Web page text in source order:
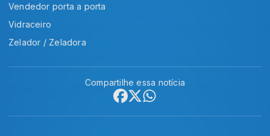
Vendedor porta a porta
Vidraceiro
Zelador / Zeladora
Compartilhe essa notícia